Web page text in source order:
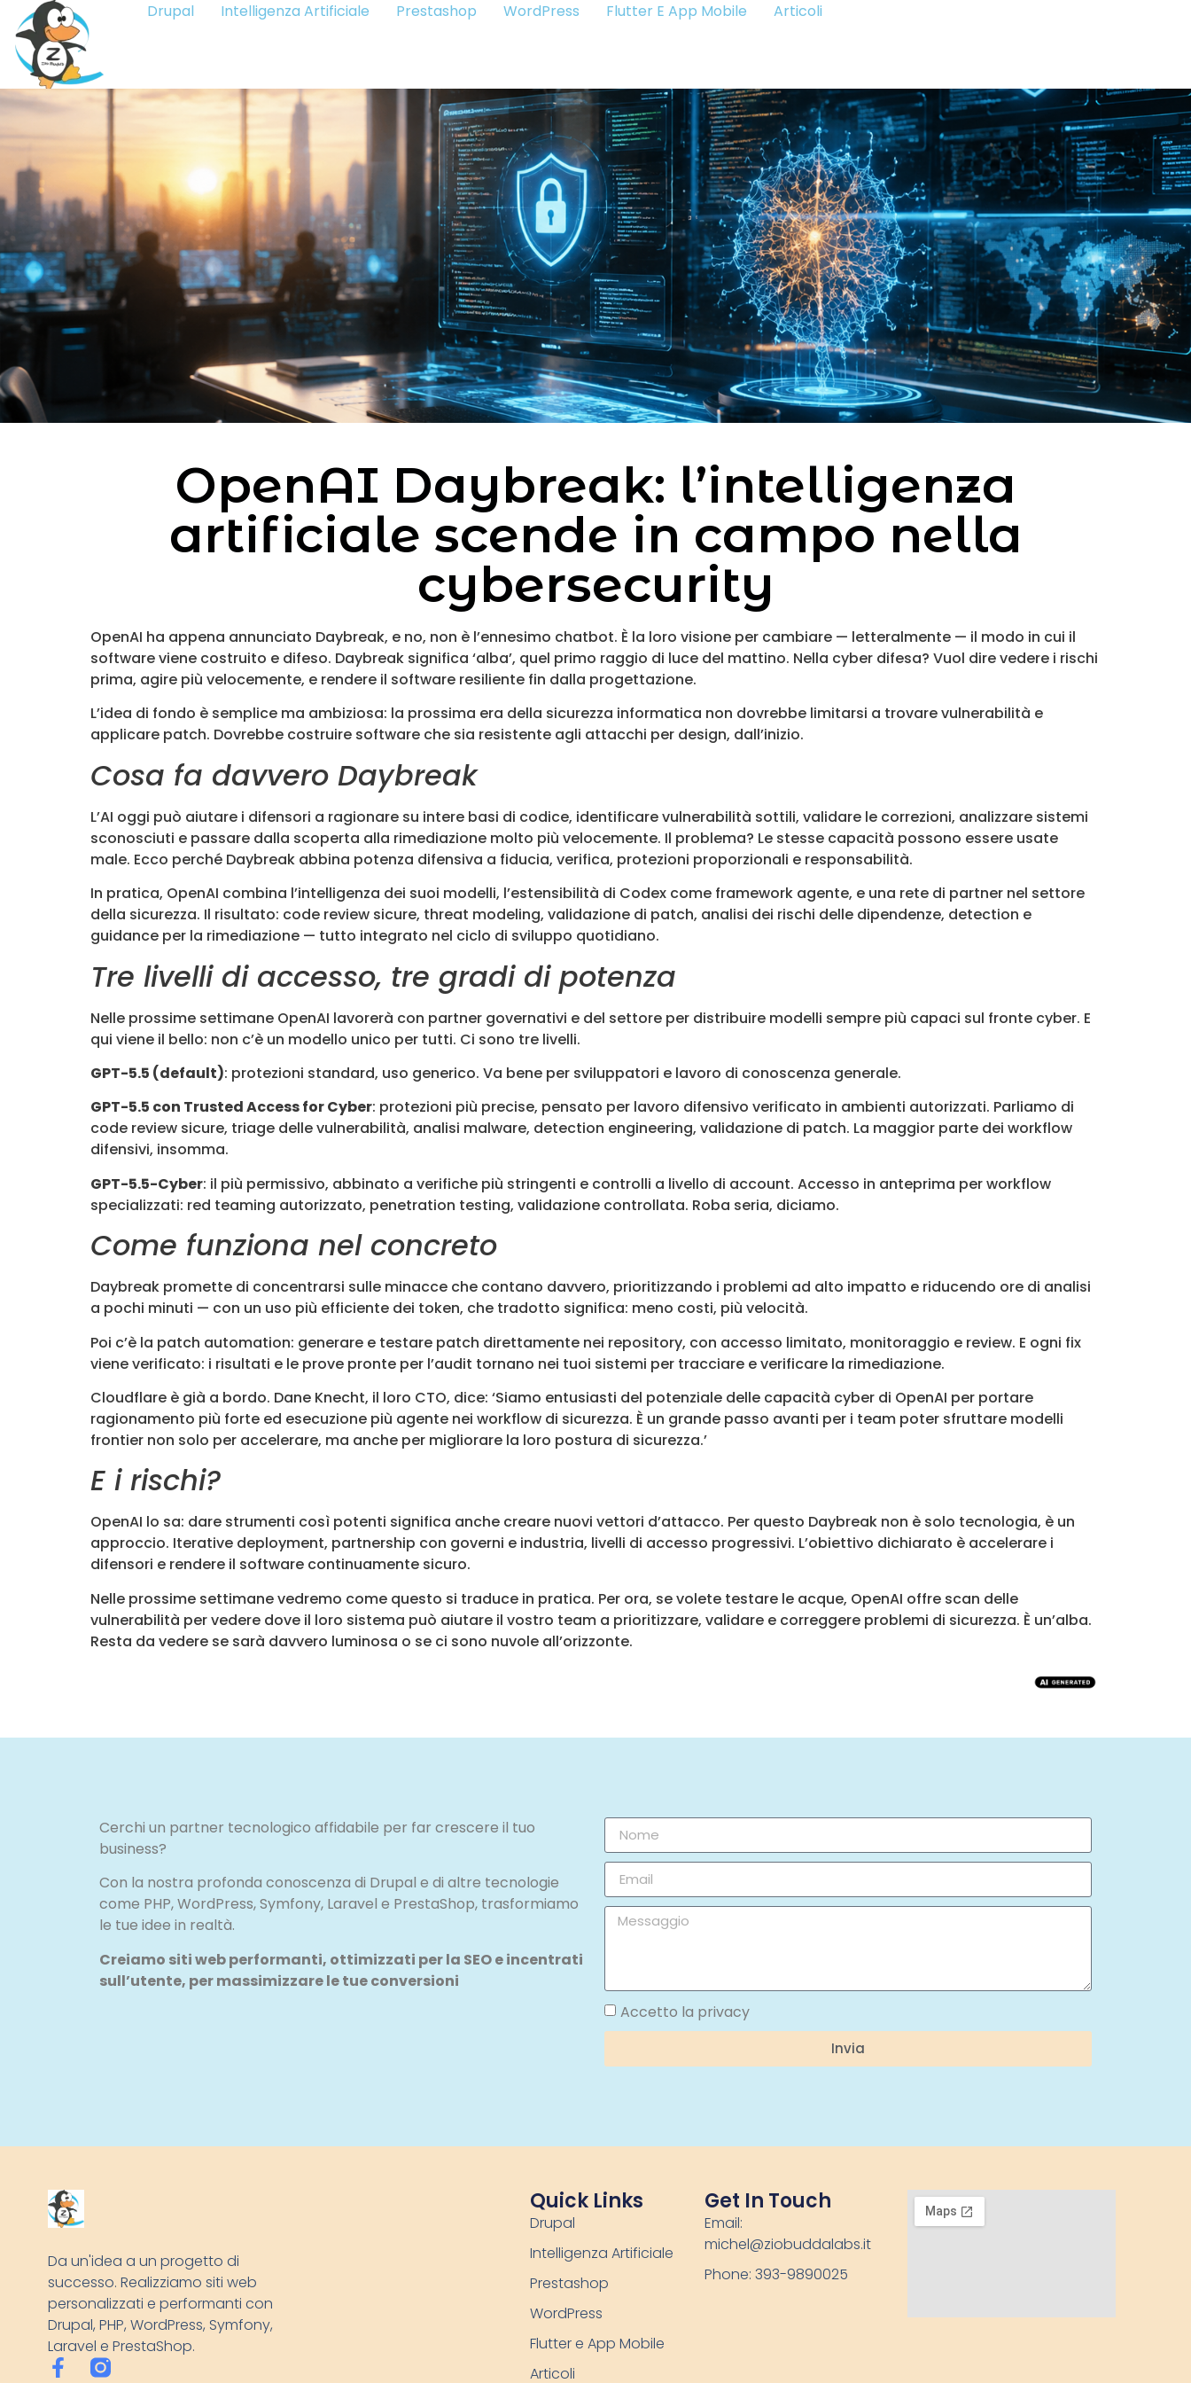
Drupal Intelligenza Artificiale Prestashop WordPress Flutter E App Mobile Articoli
OpenAI Daybreak: l’intelligenza
artificiale scende in campo nella
cybersecurity
OpenAI ha appena annunciato Daybreak, e no, non è l’ennesimo chatbot. È la loro visione per cambiare — letteralmente — il modo in cui il
software viene costruito e difeso. Daybreak significa ‘alba’, quel primo raggio di luce del mattino. Nella cyber difesa? Vuol dire vedere i rischi
prima, agire più velocemente, e rendere il software resiliente fin dalla progettazione.
L’idea di fondo è semplice ma ambiziosa: la prossima era della sicurezza informatica non dovrebbe limitarsi a trovare vulnerabilità e
applicare patch. Dovrebbe costruire software che sia resistente agli attacchi per design, dall’inizio.
Cosa fa davvero Daybreak
L’AI oggi può aiutare i difensori a ragionare su intere basi di codice, identificare vulnerabilità sottili, validare le correzioni, analizzare sistemi
sconosciuti e passare dalla scoperta alla rimediazione molto più velocemente. Il problema? Le stesse capacità possono essere usate
male. Ecco perché Daybreak abbina potenza difensiva a fiducia, verifica, protezioni proporzionali e responsabilità.
In pratica, OpenAI combina l’intelligenza dei suoi modelli, l’estensibilità di Codex come framework agente, e una rete di partner nel settore
della sicurezza. Il risultato: code review sicure, threat modeling, validazione di patch, analisi dei rischi delle dipendenze, detection e
guidance per la rimediazione — tutto integrato nel ciclo di sviluppo quotidiano.
Tre livelli di accesso, tre gradi di potenza
Nelle prossime settimane OpenAI lavorerà con partner governativi e del settore per distribuire modelli sempre più capaci sul fronte cyber. E
qui viene il bello: non c’è un modello unico per tutti. Ci sono tre livelli.
GPT-5.5 (default): protezioni standard, uso generico. Va bene per sviluppatori e lavoro di conoscenza generale.
GPT-5.5 con Trusted Access for Cyber: protezioni più precise, pensato per lavoro difensivo verificato in ambienti autorizzati. Parliamo di
code review sicure, triage delle vulnerabilità, analisi malware, detection engineering, validazione di patch. La maggior parte dei workflow
difensivi, insomma.
GPT-5.5-Cyber: il più permissivo, abbinato a verifiche più stringenti e controlli a livello di account. Accesso in anteprima per workflow
specializzati: red teaming autorizzato, penetration testing, validazione controllata. Roba seria, diciamo.
Come funziona nel concreto
Daybreak promette di concentrarsi sulle minacce che contano davvero, prioritizzando i problemi ad alto impatto e riducendo ore di analisi
a pochi minuti — con un uso più efficiente dei token, che tradotto significa: meno costi, più velocità.
Poi c’è la patch automation: generare e testare patch direttamente nei repository, con accesso limitato, monitoraggio e review. E ogni fix
viene verificato: i risultati e le prove pronte per l’audit tornano nei tuoi sistemi per tracciare e verificare la rimediazione.
Cloudflare è già a bordo. Dane Knecht, il loro CTO, dice: ‘Siamo entusiasti del potenziale delle capacità cyber di OpenAI per portare
ragionamento più forte ed esecuzione più agente nei workflow di sicurezza. È un grande passo avanti per i team poter sfruttare modelli
frontier non solo per accelerare, ma anche per migliorare la loro postura di sicurezza.’
E i rischi?
OpenAI lo sa: dare strumenti così potenti significa anche creare nuovi vettori d’attacco. Per questo Daybreak non è solo tecnologia, è un
approccio. Iterative deployment, partnership con governi e industria, livelli di accesso progressivi. L’obiettivo dichiarato è accelerare i
difensori e rendere il software continuamente sicuro.
Nelle prossime settimane vedremo come questo si traduce in pratica. Per ora, se volete testare le acque, OpenAI offre scan delle
vulnerabilità per vedere dove il loro sistema può aiutare il vostro team a prioritizzare, validare e correggere problemi di sicurezza. È un’alba.
Resta da vedere se sarà davvero luminosa o se ci sono nuvole all’orizzonte.
Cerchi un partner tecnologico affidabile per far crescere il tuo
business?
Con la nostra profonda conoscenza di Drupal e di altre tecnologie
come PHP, WordPress, Symfony, Laravel e PrestaShop, trasformiamo
le tue idee in realtà.
Creiamo siti web performanti, ottimizzati per la SEO e incentrati
sull’utente, per massimizzare le tue conversioni
Accetto la privacy
Invia
Da un'idea a un progetto di
successo. Realizziamo siti web
personalizzati e performanti con
Drupal, PHP, WordPress, Symfony,
Laravel e PrestaShop.
Quick Links
Drupal
Intelligenza Artificiale
Prestashop
WordPress
Flutter e App Mobile
Articoli
Get In Touch
Email:
michel@ziobuddalabs.it
Phone: 393-9890025